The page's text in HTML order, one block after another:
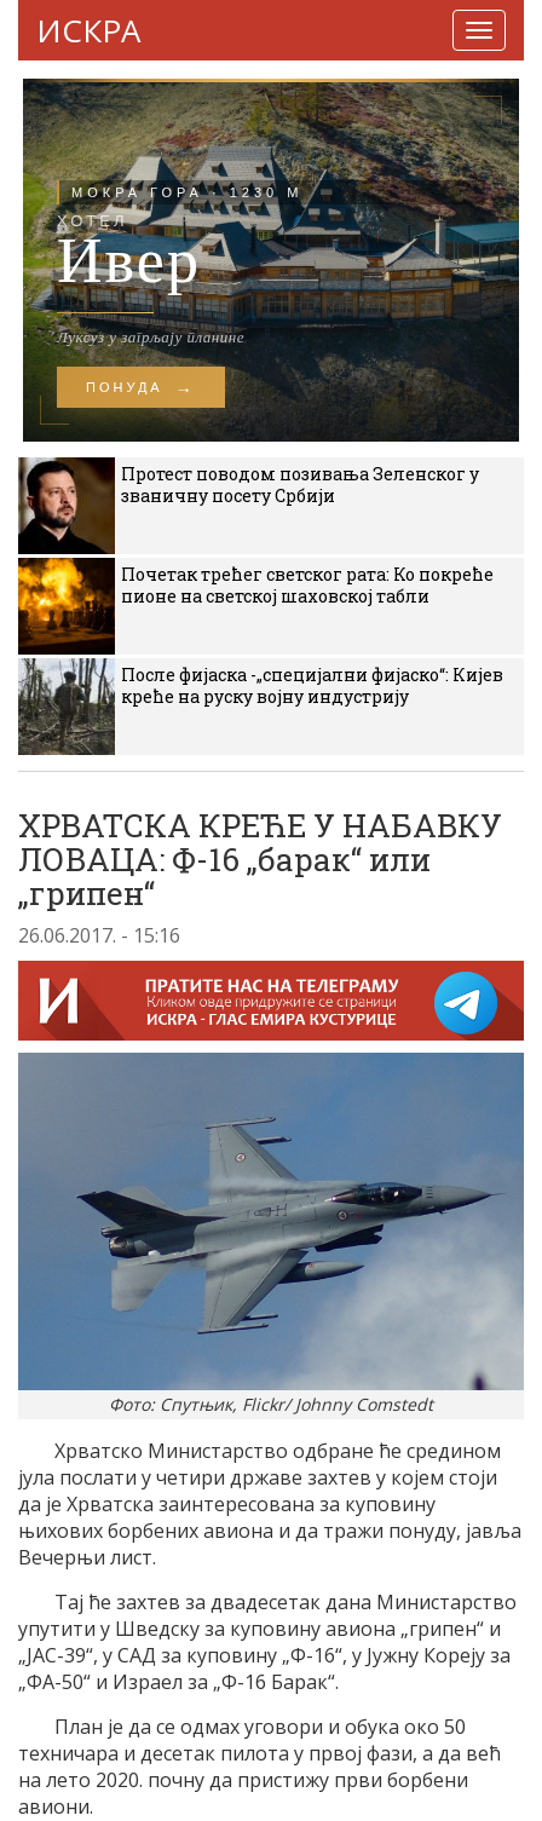
ИСКРА
Протест поводом позивања Зеленског у
званичну посету Србији
Почетак трећег светског рата: Ко покреће
пионе на светској шаховској табли
После фијаска -„специјални фијаско“: Кијев
креће на руску војну индустрију
ХРВАТСКА КРЕЋЕ У НАБАВКУ
ЛОВАЦА: Ф-16 „барак“ или
„грипен“
26.06.2017. - 15:16
Фото: Спутњик, Flickr/ Johnny Comstedt
Хрватско Министарство одбране ће средином
јула послати у четири државе захтев у којем стоји
да је Хрватска заинтересована за куповину
њихових борбених авиона и да тражи понуду, јавља
Вечерњи лист.
Тај ће захтев за двадесетак дана Министарство
упутити у Шведску за куповину авиона „грипен“ и
„ЈАС-39“, у САД за куповину „Ф-16“, у Јужну Кореју за
„ФА-50“ и Израел за „Ф-16 Барак“.
План је да се одмах уговори и обука око 50
техничара и десетак пилота у првој фази, а да већ
на лето 2020. почну да пристижу први борбени
авиони.